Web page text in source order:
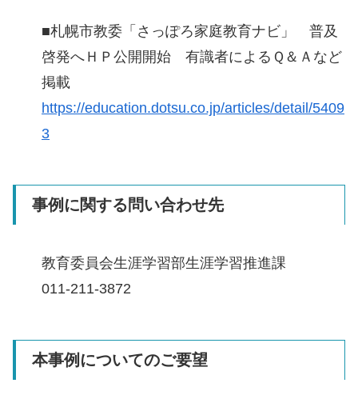
■札幌市教委「さっぽろ家庭教育ナビ」 普及
啓発へＨＰ公開開始 有識者によるＱ＆Ａなど
掲載
https://education.dotsu.co.jp/articles/detail/5409
3
事例に関する問い合わせ先
教育委員会生涯学習部生涯学習推進課
011-211-3872
本事例についてのご要望